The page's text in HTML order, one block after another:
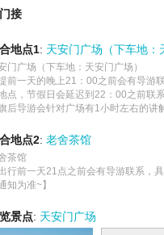
门接
地点1: 天安门广场（下车地：
门广场（下车地：天安门广场）
提前一天的晚上21：00之前会有导游
点，节假日会延迟到22：00之前联
后导游会针对广场有1小时左右的讲
地点2: 老舍茶馆
茶馆
出行前一天21点之前会有导游联系，
知为准~】
景点: 天安门广场